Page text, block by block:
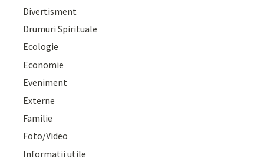
Divertisment
Drumuri Spirituale
Ecologie
Economie
Eveniment
Externe
Familie
Foto/Video
Informatii utile